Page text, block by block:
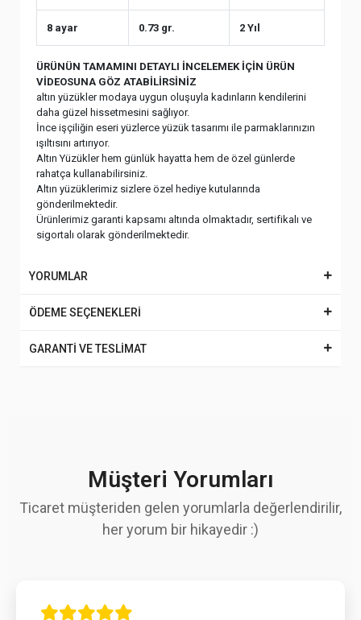
8 ayar 0.73 gr. 2 Yıl
ÜRÜNÜN TAMAMINI DETAYLI İNCELEMEK İÇİN ÜRÜN
VİDEOSUNA GÖZ ATABİLİRSİNİZ
altın yüzükler modaya uygun oluşuyla kadınların kendilerini
daha güzel hissetmesini sağlıyor.
İnce işçiliğin eseri yüzlerce yüzük tasarımı ile parmaklarınızın
ışıltısını artırıyor.
Altın Yüzükler hem günlük hayatta hem de özel günlerde
rahatça kullanabilirsiniz.
Altın yüzüklerimiz sizlere özel hediye kutularında
gönderilmektedir.
Ürünlerimiz garanti kapsamı altında olmaktadır, sertifikalı ve
sigortalı olarak gönderilmektedir.
YORUMLAR
ÖDEME SEÇENEKLERİ
GARANTİ VE TESLİMAT
Müşteri Yorumları
Ticaret müşteriden gelen yorumlarla değerlendirilir,
her yorum bir hikayedir :)